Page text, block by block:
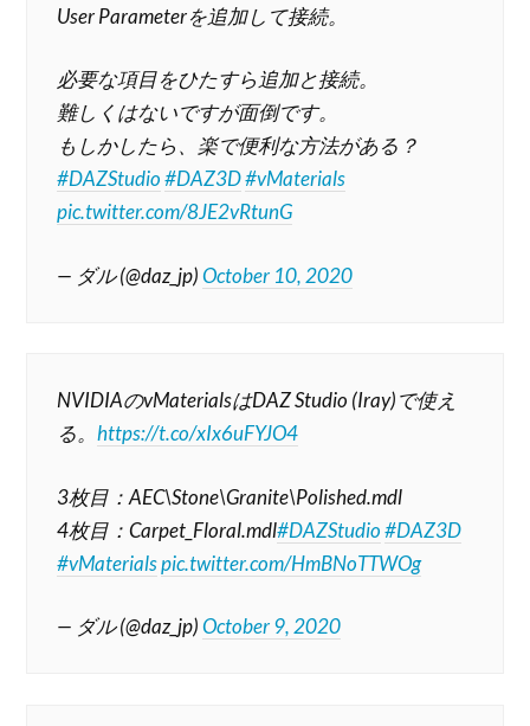
User Parameterを追加して接続。
必要な項目をひたすら追加と接続。
難しくはないですが面倒です。
もしかしたら、楽で便利な方法がある？
#DAZStudio #DAZ3D#vMaterials
pic.twitter.com/8JE2vRtunG
— ダル (@daz_jp)October 10, 2020
NVIDIAのvMaterialsはDAZ Studio (Iray)で使え
る。https://t.co/xIx6uFYJO4
3枚目：AEC\Stone\Granite\Polished.mdl
4枚目：Carpet_Floral.mdl#DAZStudio #DAZ3D
#vMaterialspic.twitter.com/HmBNoTTWOg
— ダル (@daz_jp)October 9, 2020